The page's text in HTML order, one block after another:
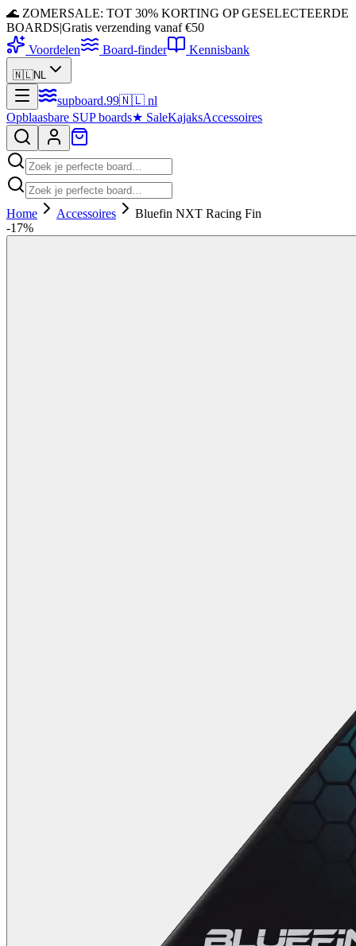
🌊 ZOMERSALE: TOT 30% KORTING OP GESELECTEERDE
BOARDS|Gratis verzending vanaf €50
Voordelen
Board-finder Kennisbank
🇳🇱NL
supboard.99🇳🇱 nl
Opblaasbare SUP boards★ SaleKajaksAccessoires
Home Accessoires
Bluefin NXT Racing Fin
-17%